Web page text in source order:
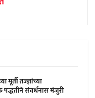
मूर्ती तज्ज्ञांच्या
पद्धतीने संवर्धनास मंजुरी